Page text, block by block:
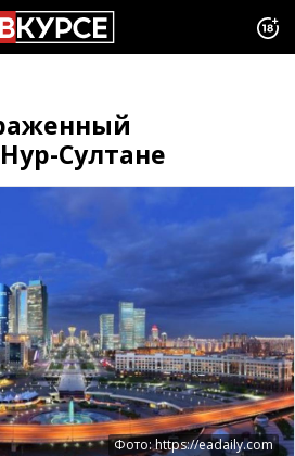
Султане
Фото: https://eadaily.com